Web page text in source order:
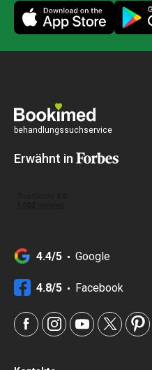
behandlungssuchservice
Erwähnt in
4.4/5 Google
4.8/5 Facebook